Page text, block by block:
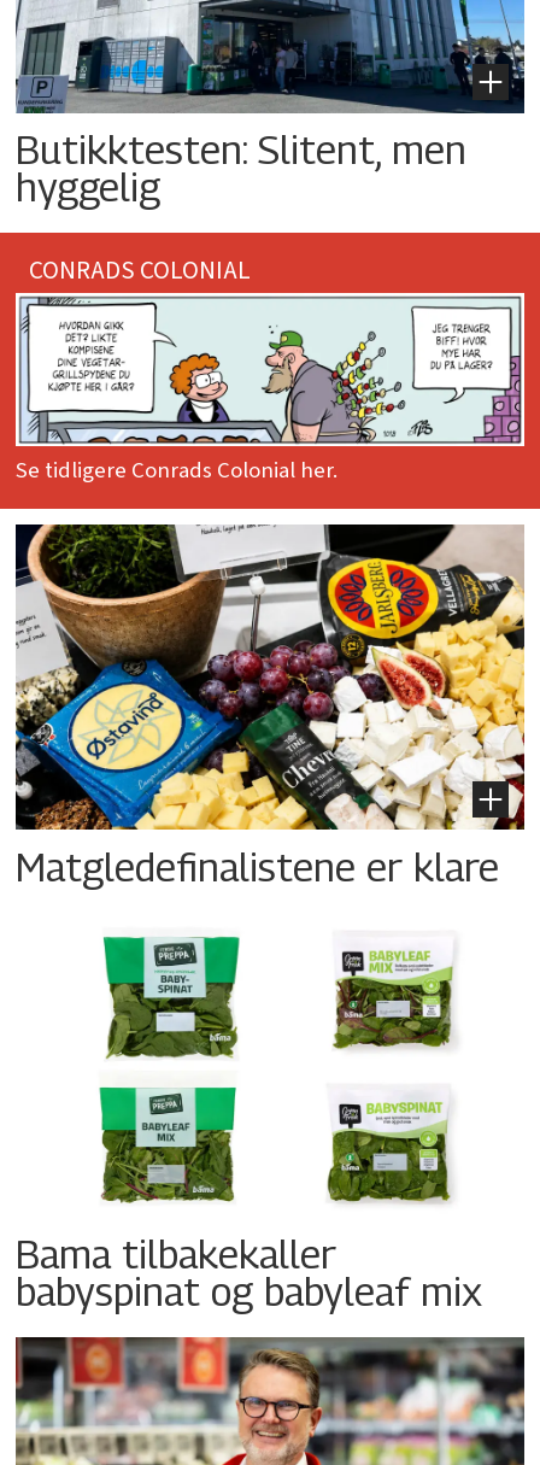
Butikktesten: Slitent, men
hyggelig
CONRADS COLONIAL
Se tidligere Conrads Colonial her.
Matgledefinalistene er klare
Bama tilbakekaller
babyspinat og babyleaf mix